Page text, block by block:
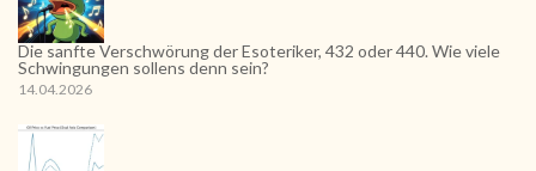
Die sanfte Verschwörung der Esoteriker, 432 oder 440. Wie viele
Schwingungen sollens denn sein?
14.04.2026